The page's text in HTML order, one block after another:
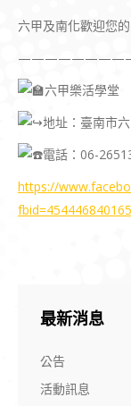
六甲及南化歡迎您
六甲樂活學堂
地址：臺南市
電話：06-
https://
最新消息
公告
活動訊息